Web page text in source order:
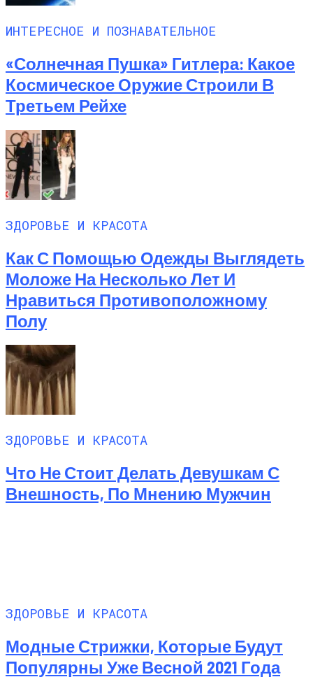
ИНТЕРЕСНОЕ И ПОЗНАВАТЕЛЬНОЕ
«Солнечная Пушка» Гитлера: Какое
Космическое Оружие Строили В
Третьем Рейхе
ЗДОРОВЬЕ И КРАСОТА
Как С Помощью Одежды Выглядеть
Моложе На Несколько Лет И
Нравиться Противоположному
Полу
ЗДОРОВЬЕ И КРАСОТА
Что Не Стоит Делать Девушкам С
Внешность, По Мнению Мужчин
ЗДОРОВЬЕ И КРАСОТА
Модные Стрижки, Которые Будут
Популярны Уже Весной 2021 Года